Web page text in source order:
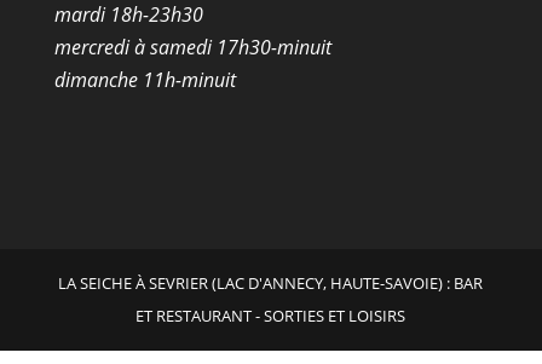
mardi 18h-23h30
mercredi à samedi 17h30-minuit
dimanche 11h-minuit
LA SEICHE À SEVRIER (LAC D'ANNECY, HAUTE-SAVOIE) : BAR
ET RESTAURANT - SORTIES ET LOISIRS